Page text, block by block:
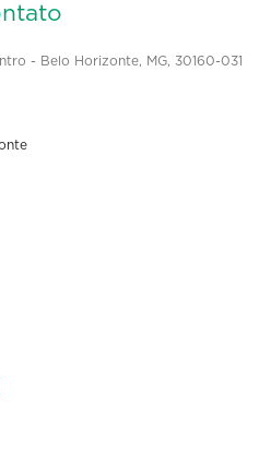
- Belo Horizonte, MG, 30160-031